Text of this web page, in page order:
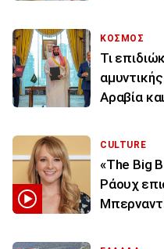
ΚΟΣΜΟΣ
Τι
Αραβία
CULTURE
«The Big
Ράουχ